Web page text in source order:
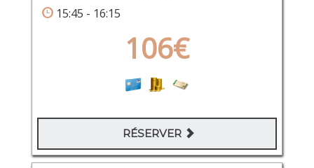
15:45 - 16:15
106€
RÉSERVER